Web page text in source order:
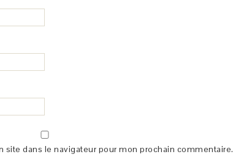
dans le navigateur pour mon prochain commentaire.